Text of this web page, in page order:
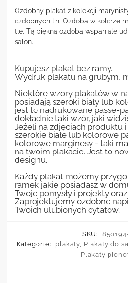
Ozdobny plakat z kolekcji
ozdobnych lin. Ozdoba w kolorze
tle. Tą piękną ozdobą wspaniale
salon.
Kupujesz plakat bez ramy.
Wydruk plakatu na grubym,
Niektóre wzory plakatów w
posiadają szeroki biały lub
jest to nadrukowane passe-
dokładnie taki wzór, jaki
Jeżeli na zdjęciach produktu
szerokie białe lub kolorowe
kolorowe marginesy - taki
na twoim plakacie. Jest to
designu.
Każdy plakat możemy
ramek jakie posiadasz w
Twoje pomysły i projekty
Zaprojektujemy ozdobne
Twoich ulubionych cytatów.
SKU:
Kategorie:
plakaty Plakaty do
Plakaty